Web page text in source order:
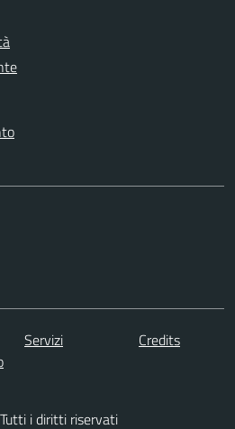
Servizi
Credits
i diritti riservati